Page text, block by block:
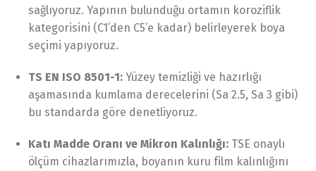
sağlıyoruz. Yapının bulunduğu ortamın koroziflik
kategorisini (C1’den C5’e kadar) belirleyerek boya
seçimi yapıyoruz.
TS EN ISO 8501-1: Yüzey temizliği ve hazırlığı
aşamasında kumlama derecelerini (Sa 2.5, Sa 3 gibi)
bu standarda göre denetliyoruz.
Katı Madde Oranı ve Mikron Kalınlığı: TSE onaylı
ölçüm cihazlarımızla, boyanın kuru film kalınlığını